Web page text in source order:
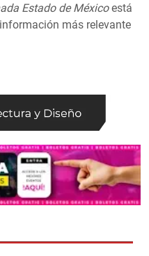
Estado de Méxicoestá
más relevante